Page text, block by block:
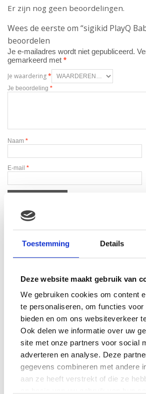
Toestemming Details
Deze website maakt gebruik van
We gebruiken cookies om content
te personaliseren, om functies
bieden en om ons websiteverkeer
Ook delen we informatie over uw
site met onze partners voor social
adverteren en analyse. Deze
gegevens combineren met andere
aan ze heeft verstrekt of die ze
Er zijn nog geen beoordelingen.
Wees de eerste om “sigikid PlayQ
beoordelen
Je e-mailadres wordt niet gepubliceerd.
gemarkeerd met *
Je waardering*
Je beoordeling *
Naam *
E-mail *
Gerelateerde producten